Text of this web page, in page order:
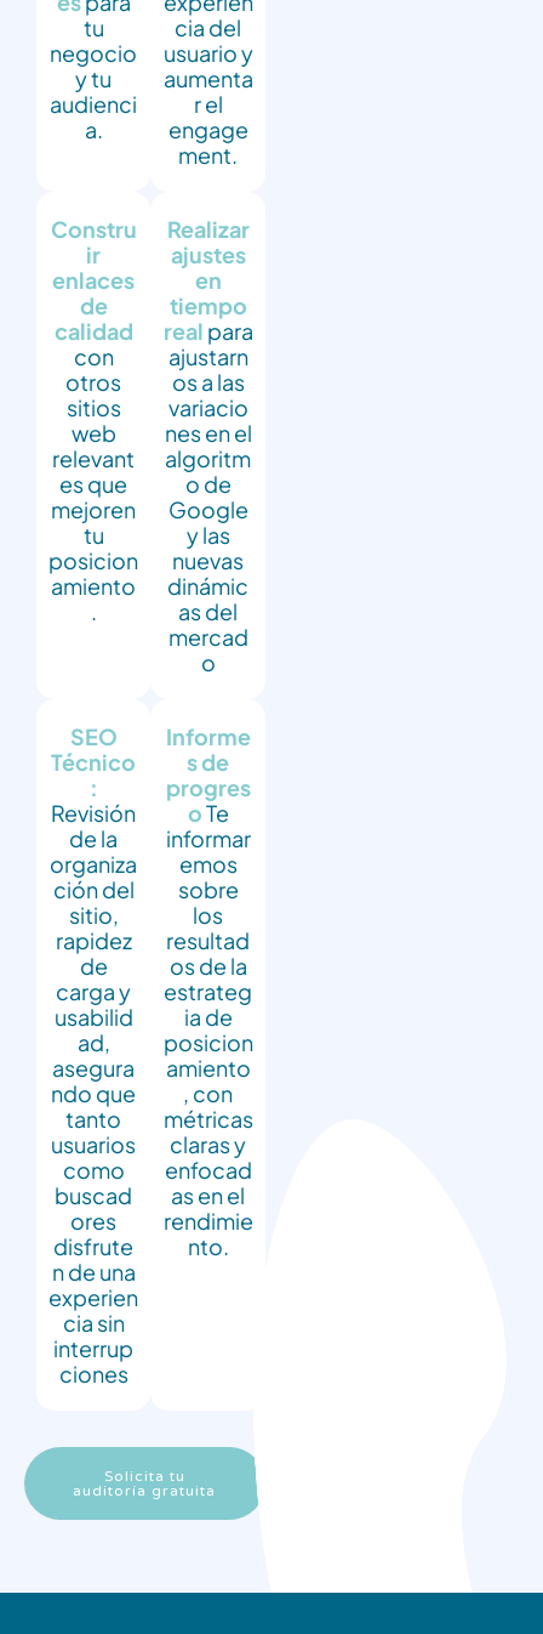
tu
negocio
y tu
audienci
a.
cia del
usuario y
aumenta
r el
engage
ment.
Constru
ir
enlaces
de
calidad
con
otros
sitios
web
relevant
es que
mejoren
tu
posicion
amiento
.
Realizar
ajustes
en
tiempo
real para
ajustarn
os a las
variacio
nes en el
algoritm
o de
Google
y las
nuevas
dinámic
as del
mercad
o
SEO
Técnico
:
Revisión
de la
organiza
ción del
sitio,
rapidez
de
carga y
usabilid
ad,
asegura
ndo que
tanto
usuarios
como
buscad
ores
disfrute
n de una
experien
cia sin
interrup
ciones
Informe
s de
progres
oTe
informar
emos
sobre
los
resultad
os de la
estrateg
ia de
posicion
amiento
, con
métricas
claras y
enfocad
as en el
rendimie
nto.
Solicita tu
auditoría gratuita